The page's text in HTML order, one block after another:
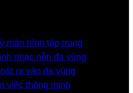
màn hình tập trung
nhạc nền đa vùng
ra vào đa vùng
việc thông minh